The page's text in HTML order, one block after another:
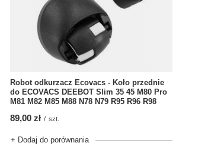
Robot odkurzacz Ecovacs - Koło przednie
do ECOVACS DEEBOT Slim 35 45 M80 Pro
M81 M82 M85 M88 N78 N79 R95 R96 R98
89,00 zł / szt.
+ Dodaj do porównania